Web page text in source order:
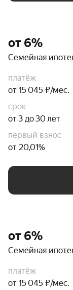
от 6%
Семейная
платёж
от 15 045 ₽/мес.
срок
от 3 до 30 лет
первый взнос
от 20,01%
от 6%
Семейная
платёж
от 15 045 ₽/мес.